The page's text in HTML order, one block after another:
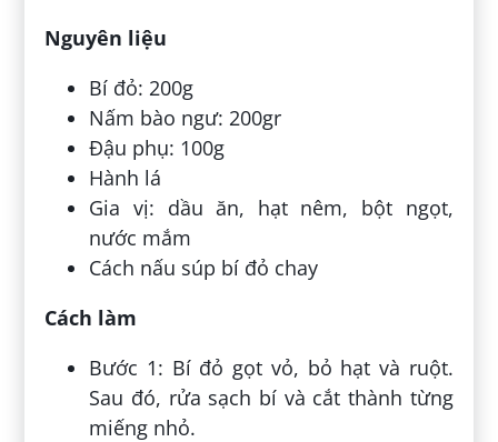
Nguyên liệu
Bí đỏ: 200g
Nấm bào ngư: 200gr
Đậu phụ: 100g
Hành lá
Gia vị: dầu ăn, hạt nêm, bột ngọt,
nước mắm
Cách nấu súp bí đỏ chay
Cách làm
Bước 1: Bí đỏ gọt vỏ, bỏ hạt và ruột.
Sau đó, rửa sạch bí và cắt thành từng
miếng nhỏ.